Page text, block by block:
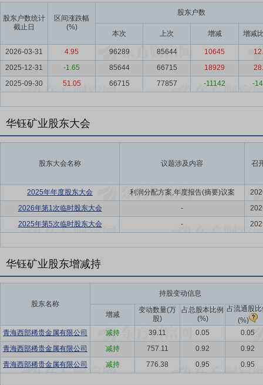
股东户数统计
截止日
区间涨跌幅
(%)
股东户数
本次 上次 增减 增减
2026-03-31 4.95 96289 85644 10645
2025-12-31
-1.65 85644 66715 18929
2025-09-30
51.05 66715 77857 -11142 -
华钰矿业股东大会
股东大会名称 议题涉及内容 召
2025年年度股东大会 利润分配方案,年度报告(摘要)议案
2026年第1次临时股东大会
-
2025年第5次临时股东大会
-
华钰矿业股东增减持
股东名称
持股变动信息
增减
变动数量(万
股)
占总股本比例
(%)
占流通股
(%)
青海西部稀贵金属有限公司
减持 39.11 0.05
0.05
青海西部稀贵金属有限公司
减持 757.11 0.92
0.92
青海西部稀贵金属有限公司
减持 776.38 0.95 0.95